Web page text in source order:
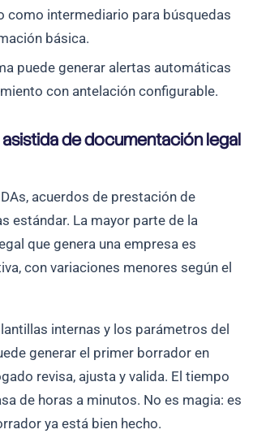
como intermediario para búsquedas
básica.
puede generar alertas automáticas
con antelación configurable.
de documentación legal
acuerdos de prestación de
estándar. La mayor parte de la
que genera una empresa es
con variaciones menores según el
internas y los parámetros del
generar el primer borrador en
revisa, ajusta y valida. El tiempo
de horas a minutos. No es magia: es
ya está bien hecho.